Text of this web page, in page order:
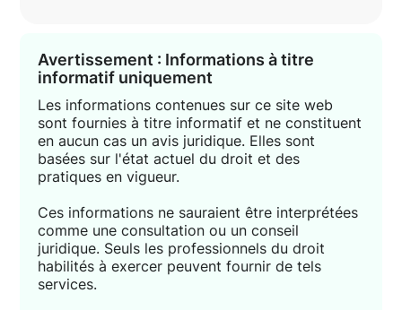
Avertissement : Informations à titre
informatif uniquement
Les informations contenues sur ce site web
sont fournies à titre informatif et ne constituent
en aucun cas un avis juridique. Elles sont
basées sur l'état actuel du droit et des
pratiques en vigueur.
Ces informations ne sauraient être interprétées
comme une consultation ou un conseil
juridique. Seuls les professionnels du droit
habilités à exercer peuvent fournir de tels
services.